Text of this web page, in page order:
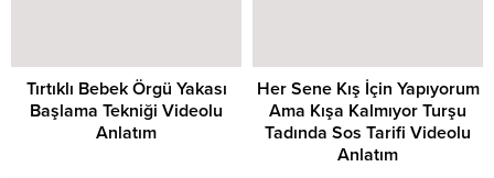
Tırtıklı Bebek Örgü Yakası
Başlama Tekniği Videolu
Anlatım
Her Sene Kış İçin Yapıyorum
Ama Kışa Kalmıyor Turşu
Tadında Sos Tarifi Videolu
Anlatım